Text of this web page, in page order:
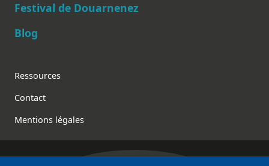
Festival de Douarnenez
Blog
Footer
Ressources
Contact
Mentions légales